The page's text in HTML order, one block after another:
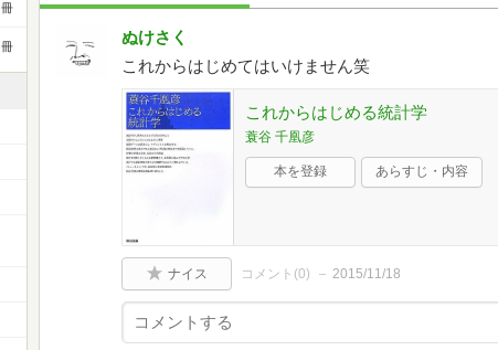
ぬけさく
これからはじめてはいけません笑
これからはじめる統計学
蓑谷 千凰彦
本を登録 あらすじ・内容
ナイス コメント(0) 2015/11/18
冊
冊